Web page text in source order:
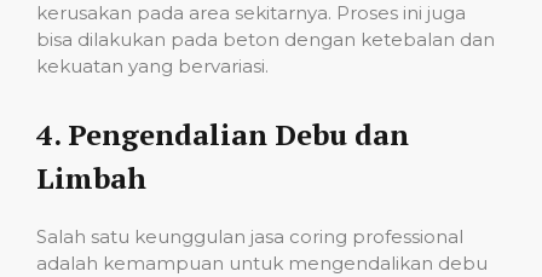
kerusakan pada area sekitarnya. Proses ini juga
bisa dilakukan pada beton dengan ketebalan dan
kekuatan yang bervariasi.
4. Pengendalian Debu dan
Limbah
Salah satu keunggulan jasa coring professional
adalah kemampuan untuk mengendalikan debu